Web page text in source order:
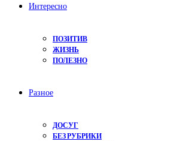
Интересно
ПОЗИТИВ
ЖИЗНЬ
ПОЛЕЗНО
Разное
ДОСУГ
БЕЗ РУБРИКИ